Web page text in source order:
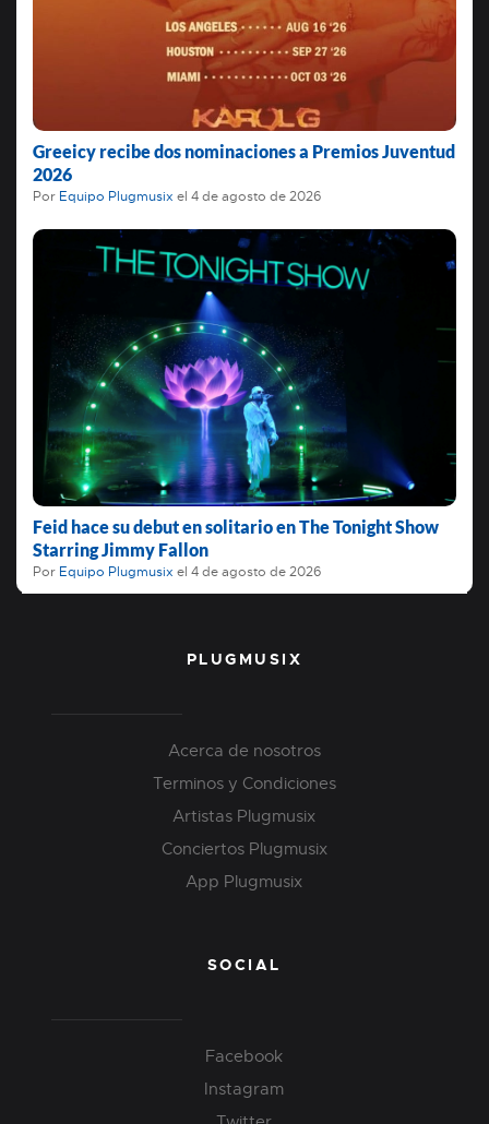
Greeicy recibe dos nominaciones a Premios Juventud
2026
Por Equipo Plugmusix el 4 de agosto de 2026
Feid hace su debut en solitario en The Tonight Show
Starring Jimmy Fallon
Por Equipo Plugmusix el 4 de agosto de 2026
PLUGMUSIX
Acerca de nosotros
Terminos y Condiciones
Artistas Plugmusix
Conciertos Plugmusix
App Plugmusix
SOCIAL
Facebook
Instagram